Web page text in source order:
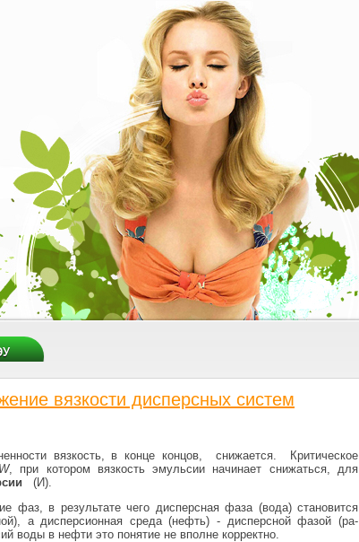
вязкости дисперсных систем
вязкость, в конце концов, снижается. Критическое
W, при котором вязкость эмульсии начинает снижаться, для
(И).
фаз, в результате чего дисперсная фаза (вода) становится
а дисперсионная среда (нефть) - дисперсной фазой (ра­
в нефти это понятие не вполне корректно.